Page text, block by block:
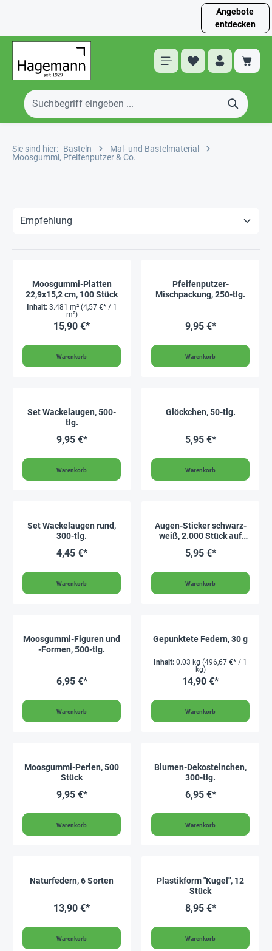
Angebote
entdecken
Sie sind hier: Basteln
Mal- und Bastelmaterial
Moosgummi, Pfeifenputzer & Co.
Moosgummi-Platten
22,9x15,2 cm, 100 Stück
Inhalt: 3.481 m² (4,57 €* / 1
m²)
15,90 €*
Warenkorb
Pfeifenputzer-
Mischpackung, 250-tlg.
9,95 €*
Warenkorb
Set Wackelaugen, 500-
tlg.
9,95 €*
Warenkorb
Glöckchen, 50-tlg.
5,95 €*
Warenkorb
Set Wackelaugen rund,
300-tlg.
4,45 €*
Warenkorb
Augen-Sticker schwarz-
weiß, 2.000 Stück auf
5,95 €*
Warenkorb
Moosgummi-Figuren und
-Formen, 500-tlg.
6,95 €*
Warenkorb
Gepunktete Federn, 30 g
Inhalt: 0.03 kg (496,67 €* / 1
kg)
14,90 €*
Warenkorb
Moosgummi-Perlen, 500
Stück
9,95 €*
Warenkorb
Blumen-Dekosteinchen,
300-tlg.
6,95 €*
Warenkorb
Naturfedern, 6 Sorten
13,90 €*
Warenkorb
Plastikform "Kugel", 12
Stück
8,95 €*
Warenkorb